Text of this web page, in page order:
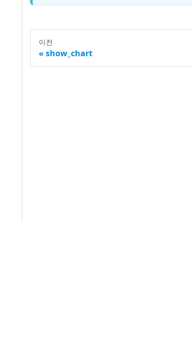
이전
show_chart